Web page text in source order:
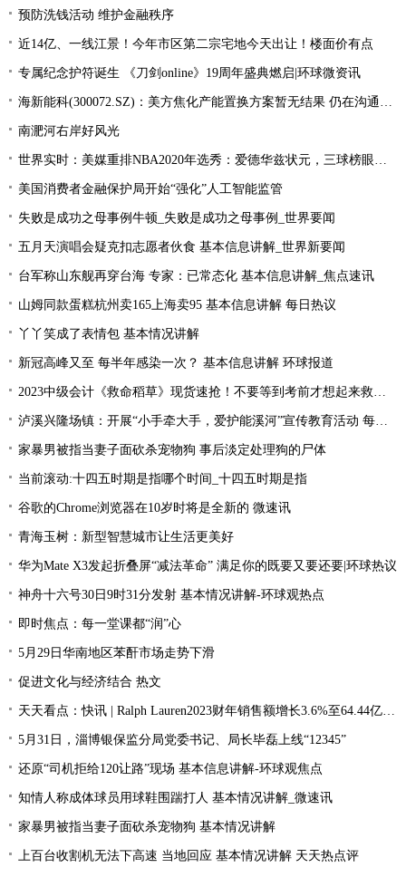
预防洗钱活动 维护金融秩序
近14亿、一线江景！今年市区第二宗宅地今天出让！楼面价有点
专属纪念护符诞生 《刀剑online》19周年盛典燃启|环球微资讯
海新能科(300072.SZ)：美方焦化产能置换方案暂无结果 仍在沟通过程中|环球观点
南淝河右岸好风光
世界实时：美媒重排NBA2020年选秀：爱德华兹状元，三球榜眼，哈里伯顿探花
美国消费者金融保护局开始“强化”人工智能监管
失败是成功之母事例牛顿_失败是成功之母事例_世界要闻
五月天演唱会疑克扣志愿者伙食 基本信息讲解_世界新要闻
台军称山东舰再穿台海 专家：已常态化 基本信息讲解_焦点速讯
山姆同款蛋糕杭州卖165上海卖95 基本信息讲解 每日热议
丫丫笑成了表情包 基本情况讲解
新冠高峰又至 每半年感染一次？ 基本信息讲解 环球报道
2023中级会计《救命稻草》现货速抢！不要等到考前才想起来救命稻草！
泸溪兴隆场镇：开展“小手牵大手，爱护能溪河”宣传教育活动 每日速读
家暴男被指当妻子面砍杀宠物狗 事后淡定处理狗的尸体
当前滚动:十四五时期是指哪个时间_十四五时期是指
谷歌的Chrome浏览器在10岁时将是全新的 微速讯
青海玉树：新型智慧城市让生活更美好
华为Mate X3发起折叠屏“减法革命” 满足你的既要又要还要|环球热议
神舟十六号30日9时31分发射 基本情况讲解-环球观热点
即时焦点：每一堂课都“润”心
5月29日华南地区苯酐市场走势下滑
促进文化与经济结合 热文
天天看点：快讯 | Ralph Lauren2023财年销售额增长3.6%至64.44亿美元
5月31日，淄博银保监分局党委书记、局长毕磊上线“12345”
还原“司机拒给120让路”现场 基本信息讲解-环球观焦点
知情人称成体球员用球鞋围踹打人 基本情况讲解_微速讯
家暴男被指当妻子面砍杀宠物狗 基本情况讲解
上百台收割机无法下高速 当地回应 基本情况讲解 天天热点评